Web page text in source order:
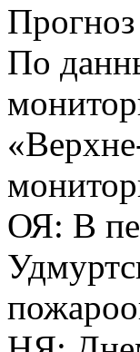
По
ОЯ: В